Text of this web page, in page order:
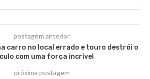
postagem anterior
carro no local errado e touro destrói o
com uma força incrível
próxima postagem